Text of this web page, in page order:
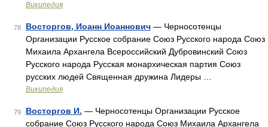
Википедия
78 Восторгов, Иоанн Иоаннович — Черносотенцы
Организации Русское собрание Союз Русского народа Союз
Михаила Архангела Всероссийский Дубровинский Союз
Русского народа Русская монархическая партия Союз
русских людей Священная дружина Лидеры …
Википедия
79 Восторгов И. — Черносотенцы Организации Русское
собрание Союз Русского народа Союз Михаила Архангела